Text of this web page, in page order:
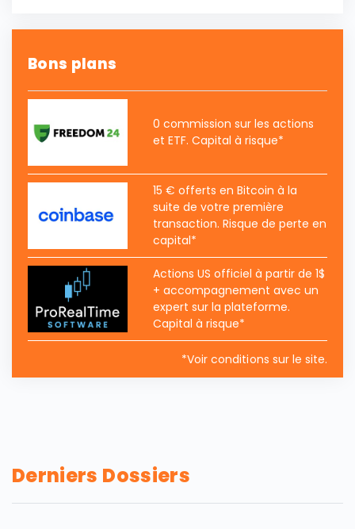
Bons plans
0 commission sur les actions
et ETF. Capital à risque*
15 € offerts en Bitcoin à la
suite de votre première
transaction. Risque de perte en
capital*
Actions US officiel à partir de 1$
+ accompagnement avec un
expert sur la plateforme.
Capital à risque*
*Voir conditions sur le site.
Derniers Dossiers